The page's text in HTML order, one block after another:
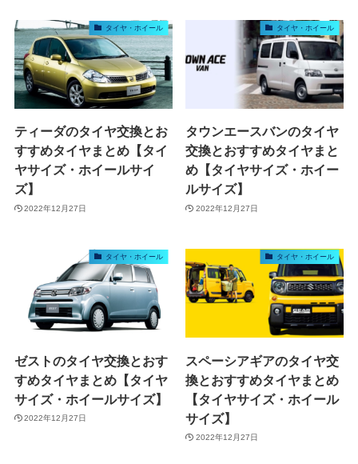
タイヤ・ホイール
ティーダのタイヤ交換とお
すすめタイヤまとめ【タイ
ヤサイズ・ホイールサイ
ズ】
2022年12月27日
タイヤ・ホイール
タウンエースバンのタイヤ
交換とおすすめタイヤまと
め【タイヤサイズ・ホイー
ルサイズ】
2022年12月27日
タイヤ・ホイール
ゼストのタイヤ交換とおす
すめタイヤまとめ【タイヤ
サイズ・ホイールサイズ】
2022年12月27日
タイヤ・ホイール
スペーシアギアのタイヤ交
換とおすすめタイヤまとめ
【タイヤサイズ・ホイール
サイズ】
2022年12月27日